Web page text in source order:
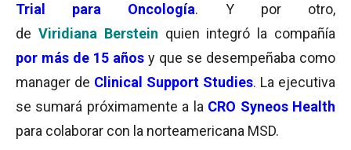
Trial para Oncología. Y por otro,
de Viridiana Berstein quien integró la compañía
por más de 15 años y que se desempeñaba como
manager de Clinical Support Studies. La ejecutiva
se sumará próximamente a la CRO Syneos Health
para colaborar con la norteamericana MSD.